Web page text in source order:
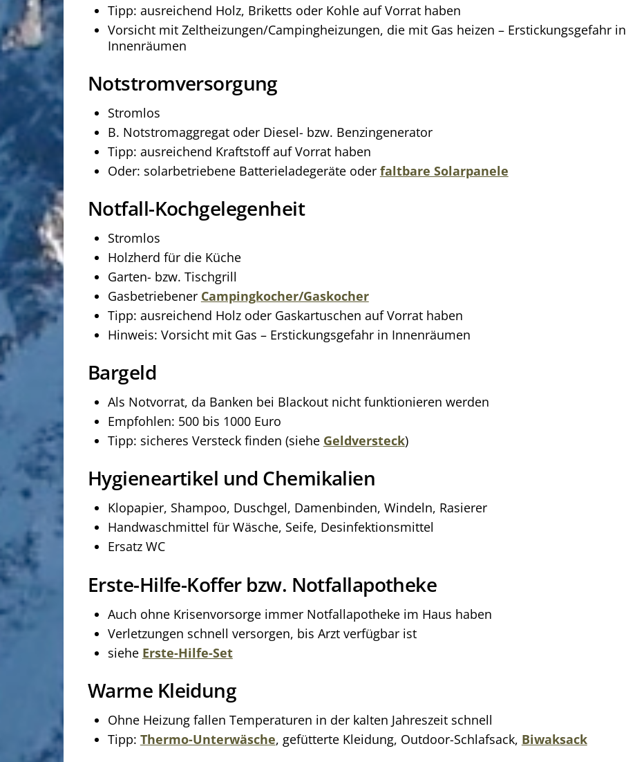
Tipp: ausreichend Holz, Briketts oder Kohle auf Vorrat haben
Vorsicht mit Zeltheizungen/Campingheizungen, die mit Gas heizen – Erstickungsgefahr in
Innenräumen
Notstromversorgung
Stromlos
B. Notstromaggregat oder Diesel- bzw. Benzingenerator
Tipp: ausreichend Kraftstoff auf Vorrat haben
Oder: solarbetriebene Batterieladegeräte oder faltbare Solarpanele
Notfall-Kochgelegenheit
Stromlos
Holzherd für die Küche
Garten- bzw. Tischgrill
Gasbetriebener Campingkocher/Gaskocher
Tipp: ausreichend Holz oder Gaskartuschen auf Vorrat haben
Hinweis: Vorsicht mit Gas – Erstickungsgefahr in Innenräumen
Bargeld
Als Notvorrat, da Banken bei Blackout nicht funktionieren werden
Empfohlen: 500 bis 1000 Euro
Tipp: sicheres Versteck finden (siehe Geldversteck)
Hygieneartikel und Chemikalien
Klopapier, Shampoo, Duschgel, Damenbinden, Windeln, Rasierer
Handwaschmittel für Wäsche, Seife, Desinfektionsmittel
Ersatz WC
Erste-Hilfe-Koffer bzw. Notfallapotheke
Auch ohne Krisenvorsorge immer Notfallapotheke im Haus haben
Verletzungen schnell versorgen, bis Arzt verfügbar ist
siehe Erste-Hilfe-Set
Warme Kleidung
Ohne Heizung fallen Temperaturen in der kalten Jahreszeit schnell
Tipp: Thermo-Unterwäsche, gefütterte Kleidung, Outdoor-Schlafsack, Biwaksack